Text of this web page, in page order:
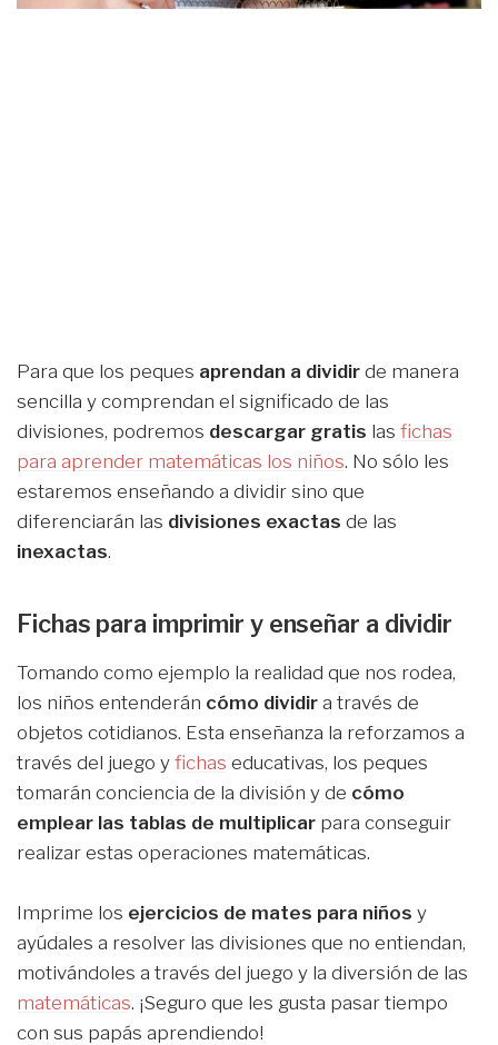
Para que los peques aprendan a dividir de manera
sencilla y comprendan el significado de las
divisiones, podremos descargar gratis las fichas
para aprender matemáticas los niños. No sólo les
estaremos enseñando a dividir sino que
diferenciarán las divisiones exactas de las
inexactas.
Fichas para imprimir y enseñar a dividir
Tomando como ejemplo la realidad que nos rodea,
los niños entenderán cómo dividir a través de
objetos cotidianos. Esta enseñanza la reforzamos a
través del juego y fichas educativas, los peques
tomarán conciencia de la división y de cómo
emplear las tablas de multiplicar para conseguir
realizar estas operaciones matemáticas.
Imprime los ejercicios de mates para niños y
ayúdales a resolver las divisiones que no entiendan,
motivándoles a través del juego y la diversión de las
matemáticas. ¡Seguro que les gusta pasar tiempo
con sus papás aprendiendo!